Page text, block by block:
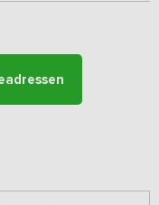
Het
kanoverhuur,
fiets en